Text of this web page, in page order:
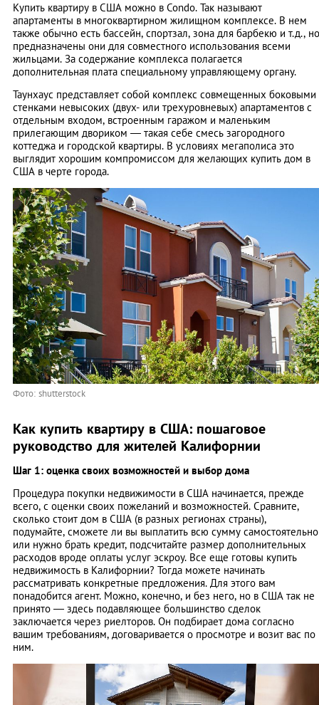
Купить квартиру в США можно в Condo. Так называют
апартаменты в многоквартирном жилищном комплексе. В нем
также обычно есть бассейн, спортзал, зона для барбекю и т.д., но
предназначены они для совместного использования всеми
жильцами. За содержание комплекса полагается
дополнительная плата специальному управляющему органу.
Таунхаус представляет собой комплекс совмещенных боковыми
стенками невысоких (двух- или трехуровневых) апартаментов с
отдельным входом, встроенным гаражом и маленьким
прилегающим двориком — такая себе смесь загородного
коттеджа и городской квартиры. В условиях мегаполиса это
выглядит хорошим компромиссом для желающих купить дом в
США в черте города.
Фото: shutterstock
Как купить квартиру в США: пошаговое
руководство для жителей Калифорнии
Шаг 1: оценка своих возможностей и выбор дома
Процедура покупки недвижимости в США начинается, прежде
всего, с оценки своих пожеланий и возможностей. Сравните,
сколько стоит дом в США (в разных регионах страны),
подумайте, сможете ли вы выплатить всю сумму самостоятельно
или нужно брать кредит, подсчитайте размер дополнительных
расходов вроде оплаты услуг эскроу. Все еще готовы купить
недвижимость в Калифорнии? Тогда можете начинать
рассматривать конкретные предложения. Для этого вам
понадобится агент. Можно, конечно, и без него, но в США так не
принято — здесь подавляющее большинство сделок
заключается через риелторов. Он подбирает дома согласно
вашим требованиям, договаривается о просмотре и возит вас по
ним.